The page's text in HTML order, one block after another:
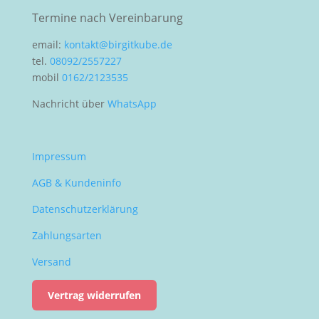
Termine nach Vereinbarung
email: kontakt@birgitkube.de
tel. 08092/2557227
mobil 0162/2123535
Nachricht über WhatsApp
Impressum
AGB & Kundeninfo
Datenschutzerklärung
Zahlungsarten
Versand
Vertrag widerrufen